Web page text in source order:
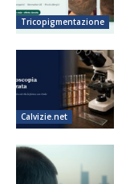
Tricopigmentazione
Calvizie.net